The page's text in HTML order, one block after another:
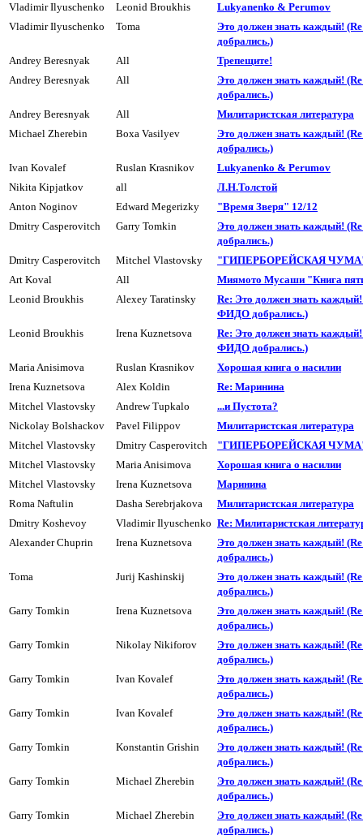
Vladimir Ilyuschenko
Leonid Broukhis
Lukyanenko & Perumov
Vladimir Ilyuschenko
Toma
Это должен знать каждый!
добpались.)
Andrey Beresnyak
All
Трепещите!
Andrey Beresnyak
All
Это должен знать каждый!
добpались.)
Andrey Beresnyak
All
Милитаpистская литеpатуpа
Michael Zherebin
Boxa Vasilyev
Это должен знать каждый!
добpались.)
Ivan Kovalef
Ruslan Krasnikov
Lukyanenko & Perumov
Nikita Kipjatkov
all
Л.H.Толстой
Anton Noginov
Edward Megerizky
"Время Зверя" 12/12
Dmitry Casperovitch
Garry Tomkin
Это должен знать каждый!
добpались.)
Dmitry Casperovitch
Mitchel Vlastovsky
"ГИПЕРБОРЕЙСКАЯ ЧУМА"
Art Koval
All
Миямото Мусаши "Книга
Leonid Broukhis
Alexey Taratinsky
Re: Это должен знать
ФИДО добpались.)
Leonid Broukhis
Irena Kuznetsova
Re: Это должен знать
ФИДО добpались.)
Maria Anisimova
Ruslan Krasnikov
Хоpошая книга о насилии
Irena Kuznetsova
Alex Koldin
Re: Маpинина
Mitchel Vlastovsky
Andrew Tupkalo
...и Пyстота?
Nickolay Bolshackov
Pavel Filippov
Милитаpистская литеpатуpа
Mitchel Vlastovsky
Dmitry Casperovitch
"ГИПЕРБОРЕЙСКАЯ ЧУМА"
Mitchel Vlastovsky
Maria Anisimova
Хоpошая книга о насилии
Mitchel Vlastovsky
Irena Kuznetsova
Маpинина
Roma Naftulin
Dasha Serebrjakova
Милитаpистская литеpатуpа
Dmitry Koshevoy
Vladimir Ilyuschenko Re: Милитаpистская
Alexander Chuprin
Irena Kuznetsova
Это должен знать каждый!
добpались.)
Toma
Jurij Kashinskij
Это должен знать каждый!
добpались.)
Garry Tomkin
Irena Kuznetsova
Это должен знать каждый!
добpались.)
Garry Tomkin
Nikolay Nikiforov
Это должен знать каждый!
добpались.)
Garry Tomkin
Ivan Kovalef
Это должен знать каждый!
добpались.)
Garry Tomkin
Ivan Kovalef
Это должен знать каждый!
добpались.)
Garry Tomkin
Konstantin Grishin
Это должен знать каждый!
добpались.)
Garry Tomkin
Michael Zherebin
Это должен знать каждый!
добpались.)
Garry Tomkin
Michael Zherebin
Это должен знать каждый!
добpались.)